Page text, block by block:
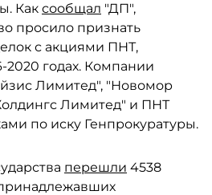
Как сообщал "ДП",
просило признать
с акциями ПНТ,
годах. Компании
Лимитед", "Новомор
Лимитед" и ПНТ
по иску Генпрокуратуры.
перешли 4538